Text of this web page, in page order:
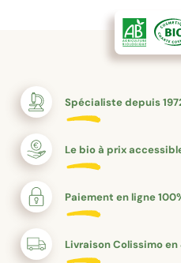
Spécialiste depuis
Le bio à prix
Paiement en ligne
Livraison Colissimo en